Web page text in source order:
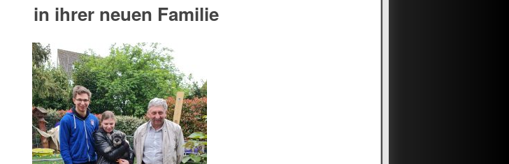
in ihrer neuen Familie